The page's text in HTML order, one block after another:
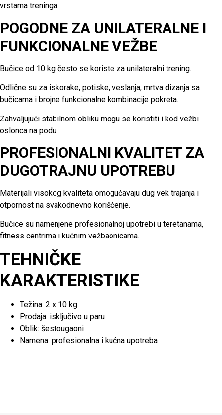
vrstama treninga.
POGODNE ZA UNILATERALNE I
FUNKCIONALNE VEŽBE
Bučice od 10 kg često se koriste za unilateralni trening.
Odlične su za iskorake, potiske, veslanja, mrtva dizanja sa
bučicama i brojne funkcionalne kombinacije pokreta.
Zahvaljujući stabilnom obliku mogu se koristiti i kod vežbi
oslonca na podu.
PROFESIONALNI KVALITET ZA
DUGOTRAJNU UPOTREBU
Materijali visokog kvaliteta omogućavaju dug vek trajanja i
otpornost na svakodnevno korišćenje.
Bučice su namenjene profesionalnoj upotrebi u teretanama,
fitness centrima i kućnim vežbaonicama.
TEHNIČKE
KARAKTERISTIKE
Težina: 2 x 10 kg
Prodaja: isključivo u paru
Oblik: šestougaoni
Namena: profesionalna i kućna upotreba